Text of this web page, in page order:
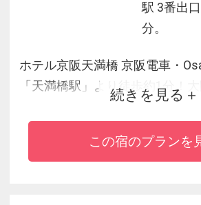
駅 3番出
分。
ホテル京阪天満橋 京阪電車・
「天満橋駅」より徒歩約1分！
ん、京都方面へのアクセスも良
レジャーの旅をお手伝い！
続きを見る
この宿のプランを